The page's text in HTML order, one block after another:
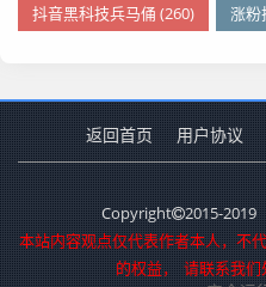
抖音黑科技兵马俑 (260) 涨粉
返回首页 用户协议
Copyright 2015-2019
本站内容观点仅代表作者本人，不
的权益， 请联系我们